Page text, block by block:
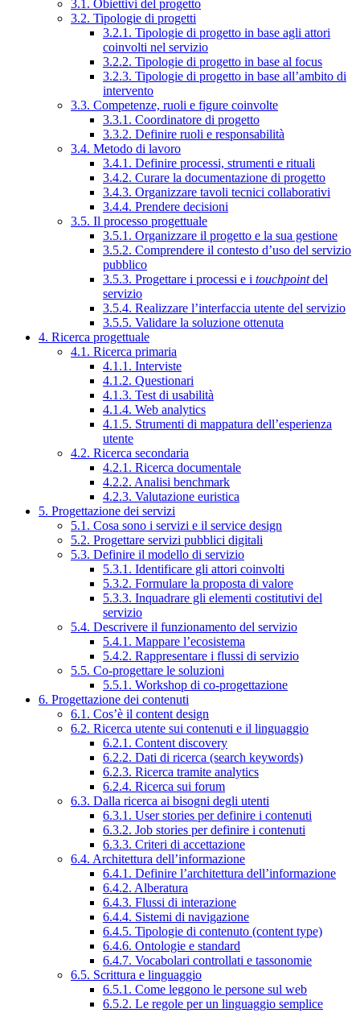
3.1. Obiettivi del progetto
3.2. Tipologie di progetti
3.2.1. Tipologie di progetto in base agli attori
coinvolti nel servizio
3.2.2. Tipologie di progetto in base al focus
3.2.3. Tipologie di progetto in base all’ambito di
intervento
3.3. Competenze, ruoli e figure coinvolte
3.3.1. Coordinatore di progetto
3.3.2. Definire ruoli e responsabilità
3.4. Metodo di lavoro
3.4.1. Definire processi, strumenti e rituali
3.4.2. Curare la documentazione di progetto
3.4.3. Organizzare tavoli tecnici collaborativi
3.4.4. Prendere decisioni
3.5. Il processo progettuale
3.5.1. Organizzare il progetto e la sua gestione
3.5.2. Comprendere il contesto d’uso del servizio
pubblico
3.5.3. Progettare i processi e i touchpointdel
servizio
3.5.4. Realizzare l’interfaccia utente del servizio
3.5.5. Validare la soluzione ottenuta
4. Ricerca progettuale
4.1. Ricerca primaria
4.1.1. Interviste
4.1.2. Questionari
4.1.3. Test di usabilità
4.1.4. Web analytics
4.1.5. Strumenti di mappatura dell’esperienza
utente
4.2. Ricerca secondaria
4.2.1. Ricerca documentale
4.2.2. Analisi benchmark
4.2.3. Valutazione euristica
5. Progettazione dei servizi
5.1. Cosa sono i servizi e il service design
5.2. Progettare servizi pubblici digitali
5.3. Definire il modello di servizio
5.3.1. Identificare gli attori coinvolti
5.3.2. Formulare la proposta di valore
5.3.3. Inquadrare gli elementi costitutivi del
servizio
5.4. Descrivere il funzionamento del servizio
5.4.1. Mappare l’ecosistema
5.4.2. Rappresentare i flussi di servizio
5.5. Co-progettare le soluzioni
5.5.1. Workshop di co-progettazione
6. Progettazione dei contenuti
6.1. Cos’è il content design
6.2. Ricerca utente sui contenuti e il linguaggio
6.2.1. Content discovery
6.2.2. Dati di ricerca (search keywords)
6.2.3. Ricerca tramite analytics
6.2.4. Ricerca sui forum
6.3. Dalla ricerca ai bisogni degli utenti
6.3.1. User stories per definire i contenuti
6.3.2. Job stories per definire i contenuti
6.3.3. Criteri di accettazione
6.4. Architettura dell’informazione
6.4.1. Definire l’architettura dell’informazione
6.4.2. Alberatura
6.4.3. Flussi di interazione
6.4.4. Sistemi di navigazione
6.4.5. Tipologie di contenuto (content type)
6.4.6. Ontologie e standard
6.4.7. Vocabolari controllati e tassonomie
6.5. Scrittura e linguaggio
6.5.1. Come leggono le persone sul web
6.5.2. Le regole per un linguaggio semplice